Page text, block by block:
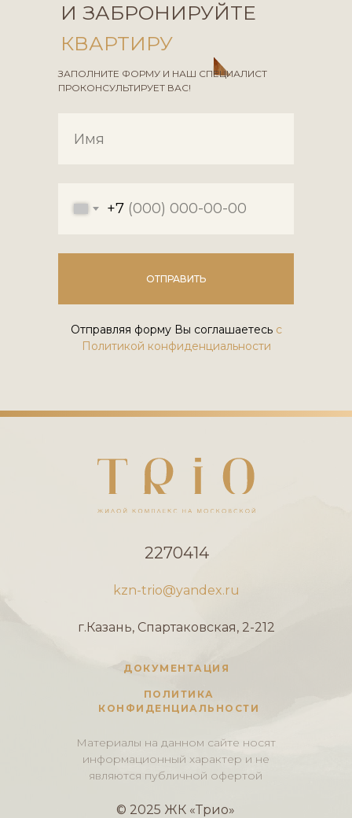
ЗАПОЛНИТЕ ФОРМУ И НАШ СПЕЦИАЛИСТ
ПРОКОНСУЛЬТИРУЕТ ВАС!
+7
ОТПРАВИТЬ
И ЗАБРОНИРУЙТЕ
КВАРТИРУ
Отправляя форму Вы соглашаетесь с
Политикой конфиденциальности
Материалы на данном сайте носят
информационный характер и не
являются публичной офертой
© 2025 ЖК «Трио»
2270414
kzn-trio@yandex.ru
г.Казань, Спартаковская, 2-212
ДОКУМЕНТАЦИЯ
ПОЛИТИКА
КОНФИДЕНЦИАЛЬНОСТИ